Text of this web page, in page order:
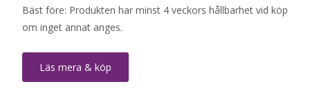
Bäst före: Produkten har minst 4 veckors hållbarhet vid köp
om inget annat anges.
Läs mera & köp